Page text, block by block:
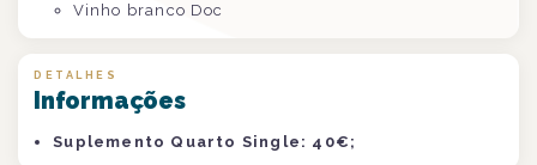
Vinho branco Doc
DETALHES
Informações
Suplemento Quarto Single: 40€;